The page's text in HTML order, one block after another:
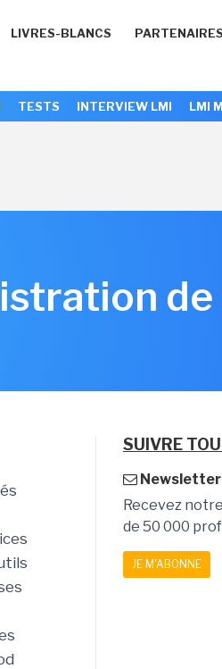
LIVRES-BLANCS PARTENAIRES
TESTS INTERVIEW LMI LMI
de
SUIVRE
Newsletter
Recevez
de 50 000
JE M'ABONNE